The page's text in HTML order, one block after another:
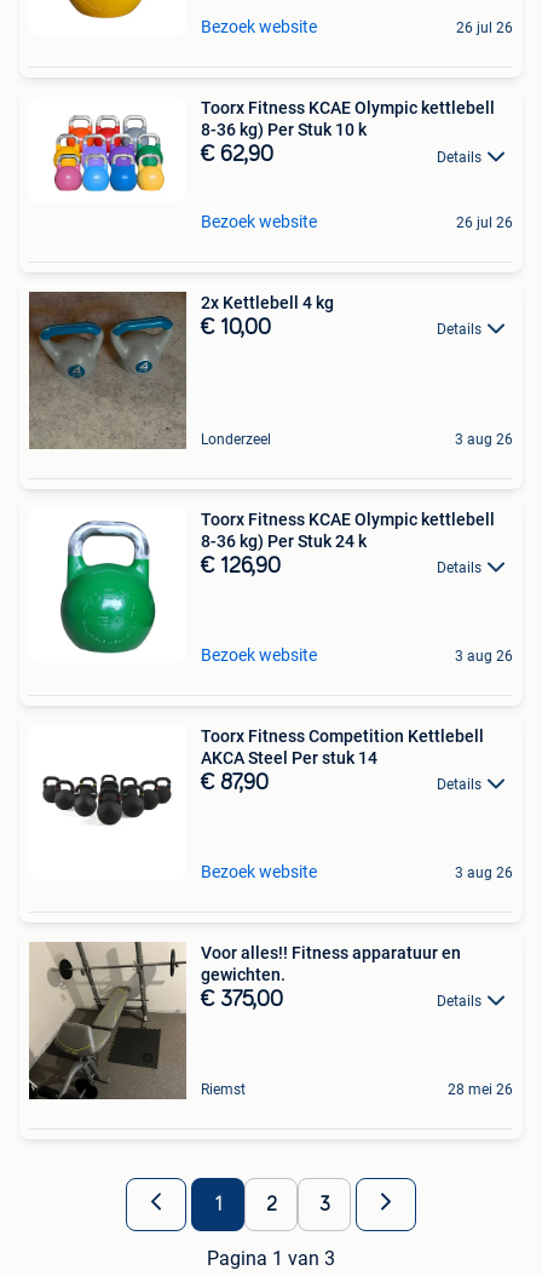
Bezoek website 26 jul 26
Toorx Fitness KCAE Olympic kettlebell
8-36 kg) Per Stuk 10 k
€ 62,90 Details
Bezoek website 26 jul 26
2x Kettlebell 4 kg
€ 10,00 Details
Londerzeel 3 aug 26
Toorx Fitness KCAE Olympic kettlebell
8-36 kg) Per Stuk 24 k
€ 126,90 Details
Bezoek website 3 aug 26
Toorx Fitness Competition Kettlebell
AKCA Steel Per stuk 14
€ 87,90 Details
Bezoek website 3 aug 26
Voor alles!! Fitness apparatuur en
gewichten.
€ 375,00 Details
Riemst 28 mei 26
1 2 3
Pagina 1 van 3